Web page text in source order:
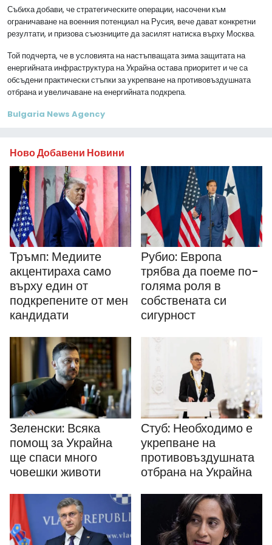
Събиха добави, че стратегическите операции, насочени към
ограничаване на военния потенциал на Русия, вече дават конкретни
резултати, и призова съюзниците да засилят натиска върху Москва.
Той подчерта, че в условията на настъпващата зима защитата на
енергийната инфраструктура на Украйна остава приоритет и че са
обсъдени практически стъпки за укрепване на противовъздушната
отбрана и увеличаване на енергийната подкрепа.
Bulgaria News Agency
Ново Добавени Новини
Тръмп: Медиите
акцентираха само
върху един от
подкрепените от мен
кандидати
Рубио: Европа
трябва да поеме по-
голяма роля в
собствената си
сигурност
Зеленски: Всяка
помощ за Украйна
ще спаси много
човешки животи
Стуб: Необходимо е
укрепване на
противовъздушната
отбрана на Украйна